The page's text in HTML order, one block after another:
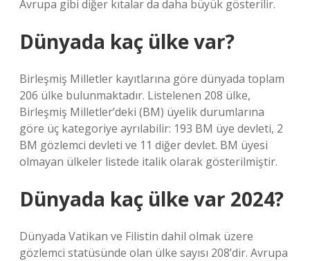
Avrupa gibi diğer kıtalar da daha büyük gösterilir.
Dünyada kaç ülke var?
Birleşmiş Milletler kayıtlarına göre dünyada toplam
206 ülke bulunmaktadır. Listelenen 208 ülke,
Birleşmiş Milletler’deki (BM) üyelik durumlarına
göre üç kategoriye ayrılabilir: 193 BM üye devleti, 2
BM gözlemci devleti ve 11 diğer devlet. BM üyesi
olmayan ülkeler listede italik olarak gösterilmiştir.
Dünyada kaç ülke var 2024?
Dünyada Vatikan ve Filistin dahil olmak üzere
gözlemci statüsünde olan ülke sayısı 208’dir. Avrupa